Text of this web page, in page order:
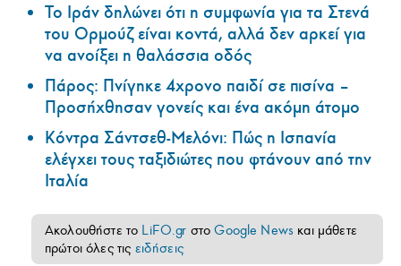
Το Ιράν δηλώνει ότι η συμφωνία για τα Στενά
του Ορμούζ είναι κοντά, αλλά δεν αρκεί για
να ανοίξει η θαλάσσια οδός
Πάρος: Πνίγηκε 4χρονο παιδί σε πισίνα –
Προσήχθησαν γονείς και ένα ακόμη άτομο
Κόντρα Σάντσεθ-Μελόνι: Πώς η Ισπανία
ελέγχει τους ταξιδιώτες που φτάνουν από την
Ιταλία
Ακολουθήστε το LiFO.gr στοGoogle News και μάθετε
πρώτοι όλες τις ειδήσεις